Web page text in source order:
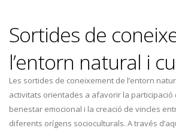
Sortides de
l’entorn natural i
Les sortides de coneixement de l’entorn
activitats orientades a afavorir la participació
benestar emocional i la creació de vincles
diferents orígens socioculturals. A través